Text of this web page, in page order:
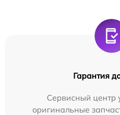
Гарантия
Сервисный центр
оригинальные